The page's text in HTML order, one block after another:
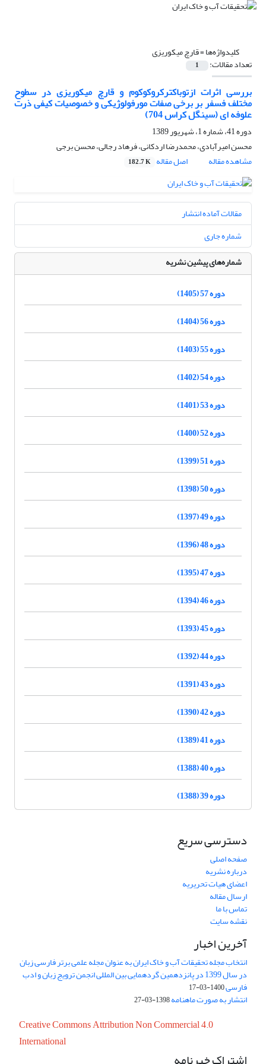
کلیدواژه‌ها =قارچ میکوریزی
تعداد مقالات: 1
بررسی اثرات ازتوباکترکروکوکوم و قارچ میکوریزی در سطوح
مختلف فسفر بر برخی صفات مورفولوژیکی و خصوصیات کیفی ذرت
علوفه ای (سینگل کراس 704)
دوره 41، شماره 1، شهریور 1389
محسن امیرآبادی، محمدرضا اردکانی، فرهاد رجالی، محسن برجی
مشاهده مقاله
اصل مقاله 182.7 K
مقالات آماده انتشار
شماره جاری
شماره‌های پیشین نشریه
دوره 57 (1405)
دوره 56 (1404)
دوره 55 (1403)
دوره 54 (1402)
دوره 53 (1401)
دوره 52 (1400)
دوره 51 (1399)
دوره 50 (1398)
دوره 49 (1397)
دوره 48 (1396)
دوره 47 (1395)
دوره 46 (1394)
دوره 45 (1393)
دوره 44 (1392)
دوره 43 (1391)
دوره 42 (1390)
دوره 41 (1389)
دوره 40 (1388)
دوره 39 (1388)
دسترسی سریع
صفحه اصلی
درباره نشریه
اعضای هیات تحریریه
ارسال مقاله
تماس با ما
نقشه سایت
آخرین اخبار
انتخاب مجله تحقیقات آب و خاک ایران به عنوان مجله علمی برتر فارسی زبان
در سال 1399 در پانزدهمین گردهمایی بین المللی انجمن ترویج زبان و ادب
فارسی1400-03-17
انتشار به صورت ماهنامه1398-03-27
Creative Commons Attribution Non Commercial 4.0
International